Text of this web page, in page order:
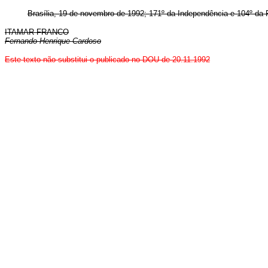
Brasília, 19 de novembro de 1992; 171º da Independência e 104º da
ITAMAR FRANCO
Fernando Henrique Cardoso
Este texto não substitui o publicado no DOU de 20.11.1992